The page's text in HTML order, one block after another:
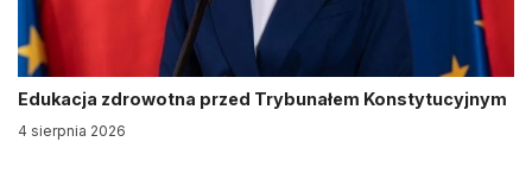
Edukacja zdrowotna przed Trybunałem Konstytucyjnym
4 sierpnia 2026